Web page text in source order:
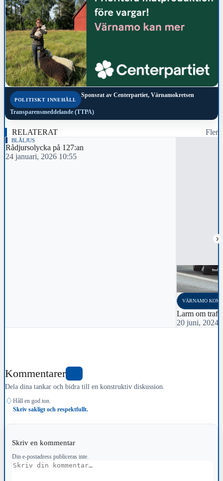
POLITISKT INNEHÅLL
Sponsrat av Centerpartiet, Värnamokretsen
Transparensmeddelande (TTPA)
RELATERAT Fler
›
BLÅLJUS
Rådjursolycka på 127:an
24 januari, 2026 10:55
VÄRNAMO
Larm om
20 juni, 2024
Kommentarer
Dela dina tankar och bidra till en konstruktiv diskussion.
♢ Håll en god ton.
Skriv sakligt och respektfullt.
Skriv en kommentar
Din e-postadress publiceras inte.
Kommentar